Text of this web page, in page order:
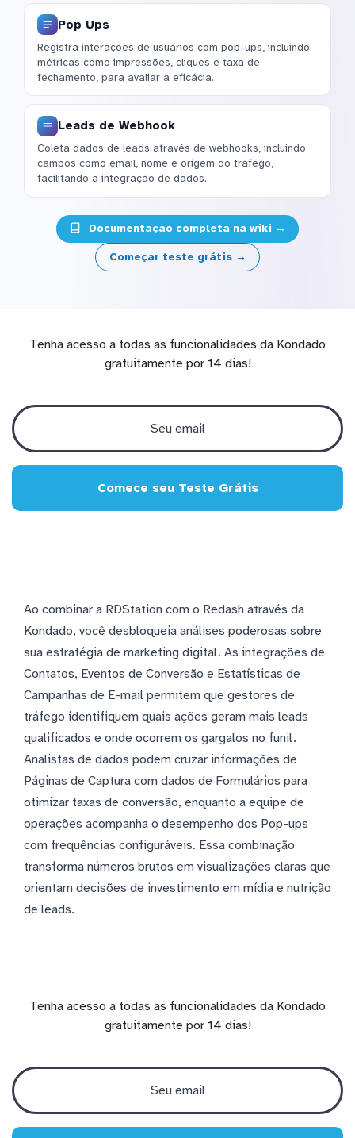
Pop Ups
Registra interações de usuários com pop-ups, incluindo
métricas como impressões, cliques e taxa de
fechamento, para avaliar a eficácia.
Leads de Webhook
Coleta dados de leads através de webhooks, incluindo
campos como email, nome e origem do tráfego,
facilitando a integração de dados.
Documentação completa na wiki →
Começar teste grátis →
Tenha acesso a todas as funcionalidades da Kondado
gratuitamente por 14 dias!
Comece seu Teste Grátis
Ao combinar a RDStation com o Redash através da
Kondado, você desbloqueia análises poderosas sobre
sua estratégia de marketing digital. As integrações de
Contatos, Eventos de Conversão e Estatísticas de
Campanhas de E-mail permitem que gestores de
tráfego identifiquem quais ações geram mais leads
qualificados e onde ocorrem os gargalos no funil.
Analistas de dados podem cruzar informações de
Páginas de Captura com dados de Formulários para
otimizar taxas de conversão, enquanto a equipe de
operações acompanha o desempenho dos Pop-ups
com frequências configuráveis. Essa combinação
transforma números brutos em visualizações claras que
orientam decisões de investimento em mídia e nutrição
de leads.
Tenha acesso a todas as funcionalidades da Kondado
gratuitamente por 14 dias!